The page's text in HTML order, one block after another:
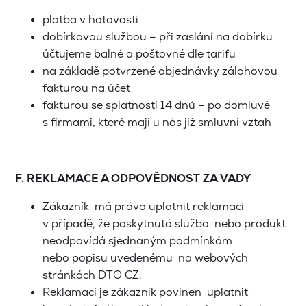
platba v hotovosti
dobírkovou službou – při zaslání na dobírku
účtujeme balné a poštovné dle tarifu
na základě potvrzené objednávky zálohovou
fakturou na účet
fakturou se splatností 14 dnů – po domluvě
s firmami, které mají u nás již smluvní vztah
F. REKLAMACE A ODPOVĚDNOST ZA VADY
Zákazník má právo uplatnit reklamaci
v případě, že poskytnutá služba nebo produkt
neodpovídá sjednaným podmínkám
nebo popisu uvedenému na webových
stránkách DTO CZ.
Reklamaci je zákazník povinen uplatnit